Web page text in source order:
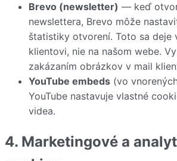
Brevo (newsletter) — keď
newslettera, Brevo môže
štatistiky otvorení. Toto sa deje
klientovi, nie na našom webe.
zakázaním obrázkov v mail
YouTube embeds (vo
YouTube nastavuje vlastné
videa.
4. Marketingové a